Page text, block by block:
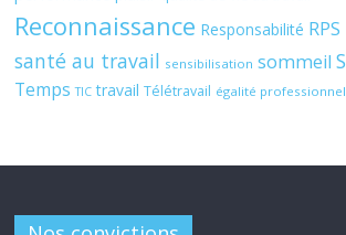
Reconnaissance Responsabilité RPS
santé au travail sensibilisation sommeil
Temps TIC travail Télétravail égalité